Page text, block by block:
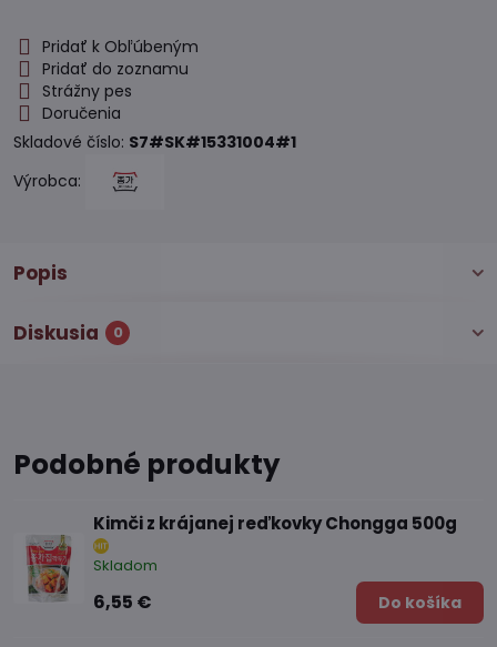
Pridať k Obľúbeným
Pridať do zoznamu
Strážny pes
Doručenia
Skladové číslo: S7#SK#15331004#1
Výrobca:
Popis
Diskusia 0
Podobné produkty
Kimči z krájanej reďkovky Chongga 500g
Skladom
6,55 € Do košíka